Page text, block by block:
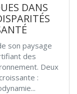
DANS
son paysage
des
Deux
: